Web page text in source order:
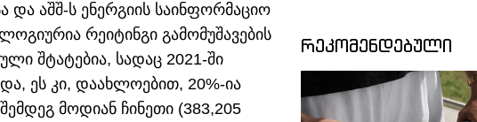
და აშშ-ს ენერგიის საინფორმაციო
რეიტინგი გამომუშავების
შტატებია, სადაც 2021-ში
ეს კი, დაახლოებით, 20%-ია
მოდიან ჩინეთი (383,205
ᲠᲔᲙᲝᲛᲔᲜᲓᲔᲑᲣᲚᲘ